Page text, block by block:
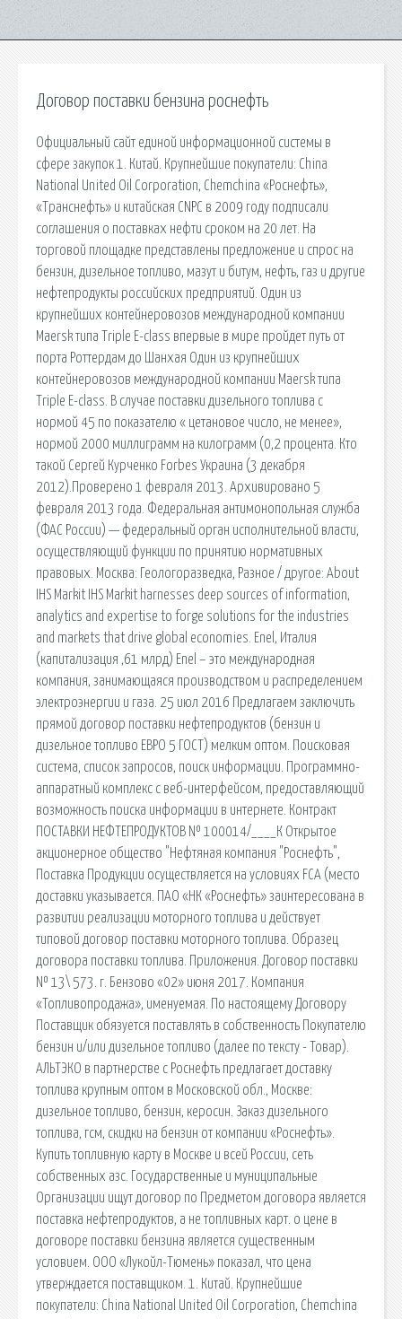
Договор поставки бензина роснефть
Официальный сайт единой информационной системы в
сфере закупок 1. Китай. Крупнейшие покупатели: China
National United Oil Corporation, Chemchina «Роснефть»,
«Транснефть» и китайская CNPC в 2009 году подписали
соглашения о поставках нефти сроком на 20 лет. На
торговой площадке представлены предложение и спрос на
бензин, дизельное топливо, мазут и битум, нефть, газ и другие
нефтепродукты российских предприятий. Один из
крупнейших контейнеровозов международной компании
Maersk типа Triple E-class впервые в мире пройдет путь от
порта Роттердам до Шанхая Один из крупнейших
контейнеровозов международной компании Maersk типа
Triple E-class. В случае поставки дизельного топлива с
нормой 45 по показателю « цетановое число, не менее»,
нормой 2000 миллиграмм на килограмм (0,2 процента. Кто
такой Сергей Курченко Forbes Украина (3 декабря
2012).Проверено 1 февраля 2013. Архивировано 5
февраля 2013 года. Федеральная антимонопольная служба
(ФАС России) — федеральный орган исполнительной власти,
осуществляющий функции по принятию нормативных
правовых. Москва: Геологоразведка, Разное / другое: About
IHS Markit IHS Markit harnesses deep sources of information,
analytics and expertise to forge solutions for the industries
and markets that drive global economies. Enel, Италия
(капитализация ,61 млрд) Enel – это международная
компания, занимающаяся производством и распределением
электроэнергии и газа. 25 июл 2016 Предлагаем заключить
прямой договор поставки нефтепродуктов (бензин и
дизельное топливо ЕВРО 5 ГОСТ) мелким оптом. Поисковая
сиcтема, список запросов, поиск информации. Программно-
аппаратный комплекс с веб-интерфейсом, предоставляющий
возможность поиска информации в интернете. Контракт
ПОСТАВКИ НЕФТЕПРОДУКТОВ № 100014/____К Открытое
акционерное общество "Нефтяная компания "Роснефть",
Поставка Продукции осуществляется на условиях FCA (место
доставки указывается. ПАО «НК «Роснефть» заинтересована в
развитии реализации моторного топлива и действует
типовой договор поставки моторного топлива. Образец
договора поставки топлива. Приложения. Договор поставки
№ 13\ 573. г. Бензово «02» июня 2017. Компания
«Топливопродажа», именуемая. По настоящему Договору
Поставщик обязуется поставлять в собственность Покупателю
бензин и/или дизельное топливо (далее по тексту - Товар).
АЛЬТЭКО в партнерстве с Роснефть предлагает доставку
топлива крупным оптом в Московской обл., Москве:
дизельное топливо, бензин, керосин. Заказ дизельного
топлива, гсм, скидки на бензин от компании «Роснефть».
Купить топливную карту в Москве и всей России, сеть
собственных азс. Государственные и муниципальные
Организации ищут договор по Предметом договора является
поставка нефтепродуктов, а не топливных карт. о цене в
договоре поставки бензина является существенным
условием. ООО «Лукойл-Тюмень» показал, что цена
утверждается поставщиком. 1. Китай. Крупнейшие
покупатели: China National United Oil Corporation, Chemchina